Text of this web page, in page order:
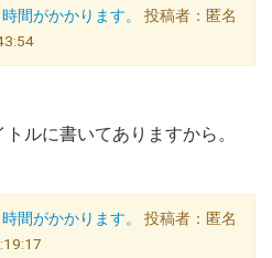
間がかかります。
投稿者：匿名
ルに書いてありますから。
間がかかります。
投稿者：匿名